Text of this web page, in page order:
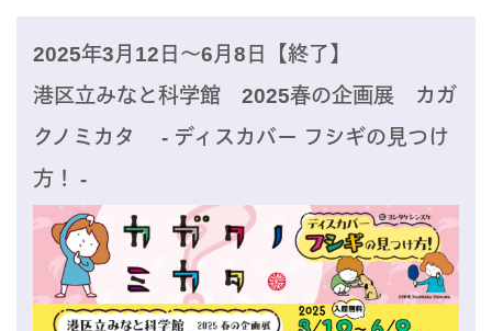
2025年3月12日〜6月8日【終了】
港区立みなと科学館 2025春の企画展 カガ
クノミカタ - ディスカバー フシギの見つけ
方！ -